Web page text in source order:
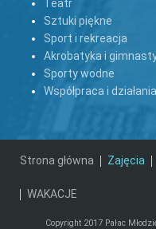
Teatr
Sztuki piękne
Sport i rekreacja
Akrobatyka i
Sporty wodne
Współpraca i
Strona główna Zajęcia
WAKACJE
Copyright 2017 Pałac